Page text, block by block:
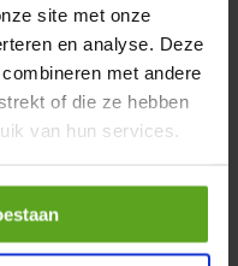
site met onze
en analyse. Deze
met andere
of die ze hebben
van hun services.
+
B14 380VAC
OK9HPA1240